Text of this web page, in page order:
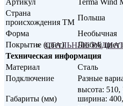
СТАЛЬНЫЕ
Страна
происхождения ТМ
Польша
Форма
Необычная
Покрытие (цвет)
Любой цвет
Техническая информация
Материал
Сталь
Подключение
Разные
Габариты (мм)
высота: 510,
ширина: